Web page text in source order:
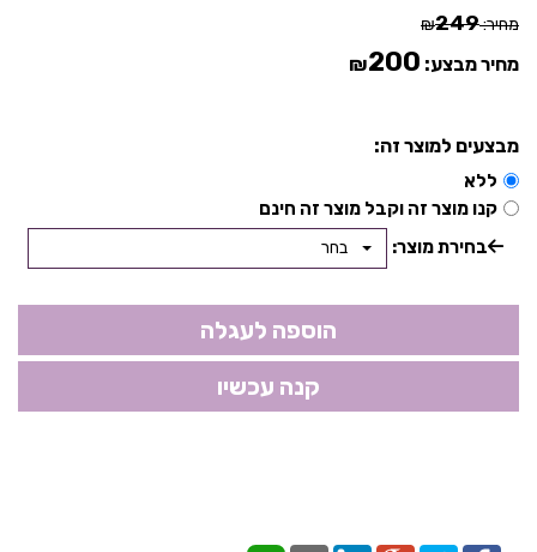
מחיר: ₪249
מחיר מבצע: ₪200
מבצעים למוצר זה:
ללא
קנו מוצר זה וקבל מוצר זה חינם
בחירת מוצר:
בחר